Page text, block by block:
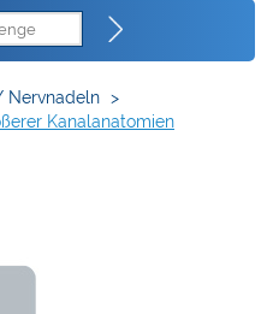
Nervnadeln >
Kanalanatomien